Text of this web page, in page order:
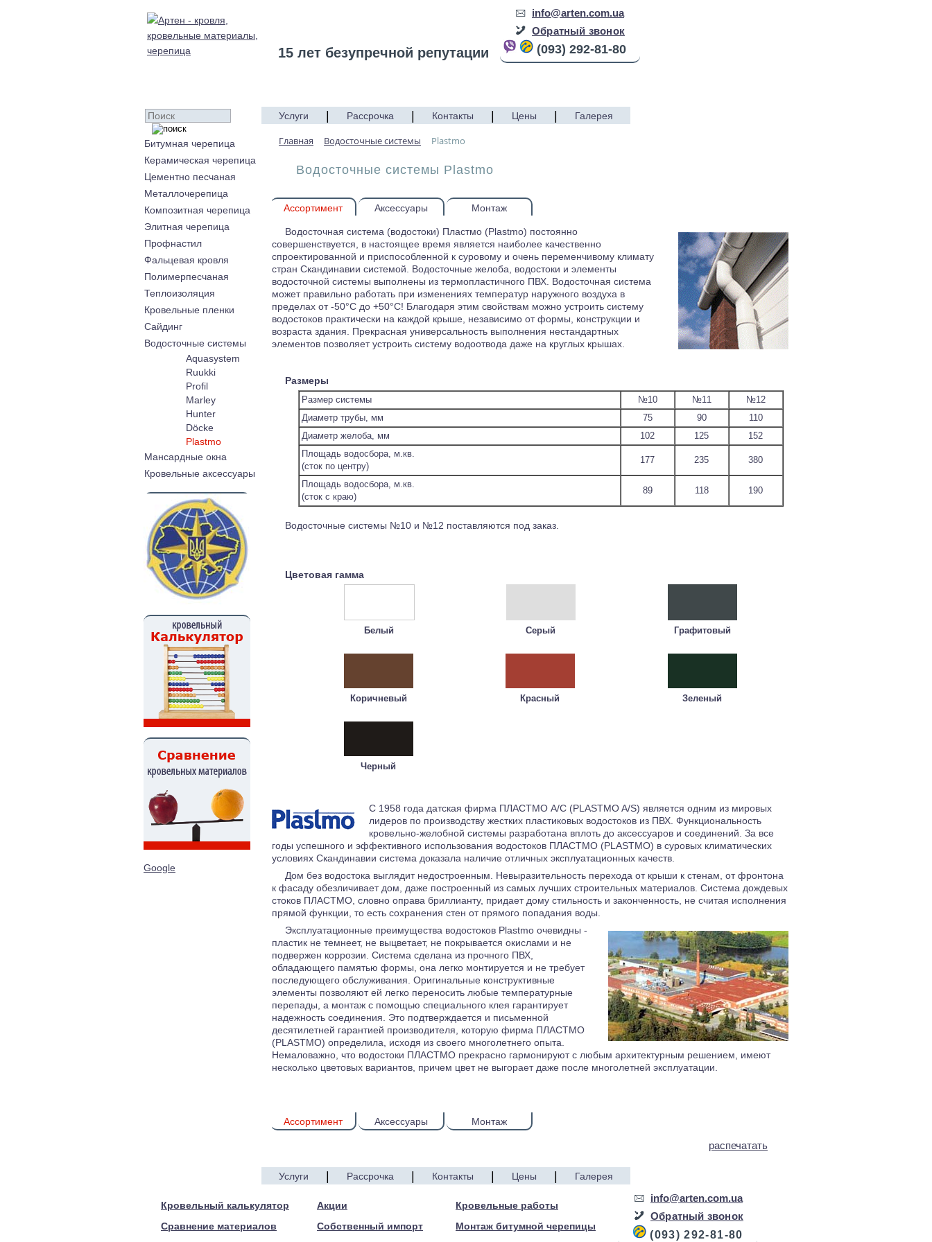
15 лет безупречной репутации
info@arten.com.ua
Обратный звонок
(093) 292-81-80
Битумная черепица
Керамическая черепица
Цементно песчаная
Металлочерепица
Композитная черепица
Элитная черепица
Профнастил
Фальцевая кровля
Полимерпесчаная
Теплоизоляция
Кровельные пленки
Cайдинг
Водосточные системы
Aquasystem
Ruukki
Profil
Marley
Hunter
Döcke
Plastmo
Мансардные окна
Кровельные аксессуары
Google
Услуги Рассрочка Контакты Цены Галерея
Главная Водосточные системы Plastmo
Водосточные системы Plastmo
Ассортимент Аксессуары Монтаж
Водосточная система (водостоки) Пластмо (Plastmo) постоянно
совершенствуется, в настоящее время является наиболее качественно
спроектированной и приспособленной к суровому и очень переменчивому климату
стран Скандинавии системой. Водосточные желоба, водостоки и элементы
водосточной системы выполнены из термопластичного ПВХ. Водосточная система
может правильно работать при изменениях температур наружного воздуха в
пределах от -50°С до +50°С! Благодаря этим свойствам можно устроить систему
водостоков практически на каждой крыше, независимо от формы, конструкции и
возраста здания. Прекрасная универсальность выполнения нестандартных
элементов позволяет устроить систему водоотвода даже на круглых крышах.
Размеры
Размер системы №10 №11
№12
Диаметр трубы, мм
75 90
110
Диаметр желоба, мм
102 125
152
Площадь водосбора, м.кв.
(сток по центру)
177 235 380
Площадь водосбора, м.кв.
(сток с краю)
89 118 190
Водосточные системы №10 и №12 поставляются под заказ.
Цветовая гамма
Белый Серый Графитовый
Коричневый Красный Зеленый
Черный
С 1958 года датская фирма ПЛАСТМО А/С (PLASTMO A/S) является одним из мировых
лидеров по производству жестких пластиковых водостоков из ПВХ. Функциональность
кровельно-желобной системы разработана вплоть до аксессуаров и соединений. За все
годы успешного и эффективного использования водостоков ПЛАСТМО (PLASTMO) в суровых климатических
условиях Скандинавии система доказала наличие отличных эксплуатационных качеств.
Дом без водостока выглядит недостроенным. Невыразительность перехода от крыши к стенам, от фронтона
к фасаду обезличивает дом, даже построенный из самых лучших строительных материалов. Система дождевых
стоков ПЛАСТМО, словно оправа бриллианту, придает дому стильность и законченность, не считая исполнения
прямой функции, то есть сохранения стен от прямого попадания воды.
Эксплуатационные преимущества водостоков Plastmo очевидны -
пластик не темнеет, не выцветает, не покрывается окислами и не
подвержен коррозии. Система сделана из прочного ПВХ,
обладающего памятью формы, она легко монтируется и не требует
последующего обслуживания. Оригинальные конструктивные
элементы позволяют ей легко переносить любые температурные
перепады, а монтаж с помощью специального клея гарантирует
надежность соединения. Это подтверждается и письменной
десятилетней гарантией производителя, которую фирма ПЛАСТМО
(PLASTMO) определила, исходя из своего многолетнего опыта.
Немаловажно, что водостоки ПЛАСТМО прекрасно гармонируют с любым архитектурным решением, имеют
несколько цветовых вариантов, причем цвет не выгорает даже после многолетней эксплуатации.
Ассортимент Аксессуары Монтаж
распечатать
Услуги Рассрочка Контакты Цены Галерея
Кровельный калькулятор
Сравнение материалов
Акции
Собственный импорт
Кровельные работы
Монтаж битумной черепицы
info@arten.com.ua
Обратный звонок
(093) 292-81-80